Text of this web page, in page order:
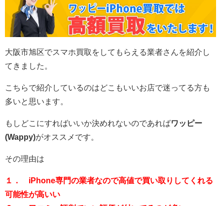
大阪市旭区でスマホ買取をしてもらえる業者さんを紹介し
てきました。
こちらで紹介しているのはどこもいいお店で迷ってる方も
多いと思います。
もしどこにすればいいか決めれないのであればワッピー
(Wappy)がオススメです。
その理由は
１． iPhone専門の業者なので高値で買い取りしてくれる
可能性が高いい